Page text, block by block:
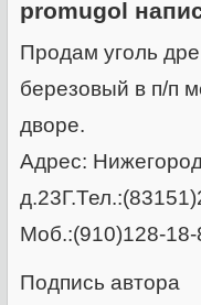
promugol
Продам уголь
березовый в п/п
дворе.
Адрес:
Моб.:(910)128-18-
Подпись автора